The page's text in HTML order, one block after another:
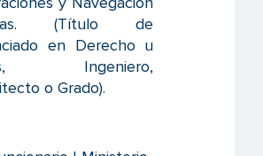
(Título de
en Derecho u
Ingeniero,
o Grado).